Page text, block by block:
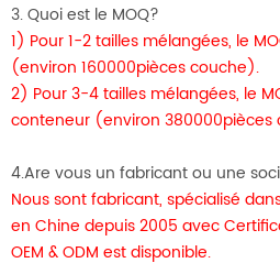
3. Quoi est le MOQ?
1) Pour 1-2 tailles mélangées, le
(environ 160000pièces couche).
2) Pour 3-4 tailles mélangées, le
conteneur (environ 380000pièces
4.Are vous un fabricant ou une
Nous sont fabricant, spécialisé
en Chine depuis 2005 avec
OEM & ODM est disponible.